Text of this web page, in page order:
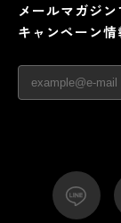
メールマガジン
キャンペーン情